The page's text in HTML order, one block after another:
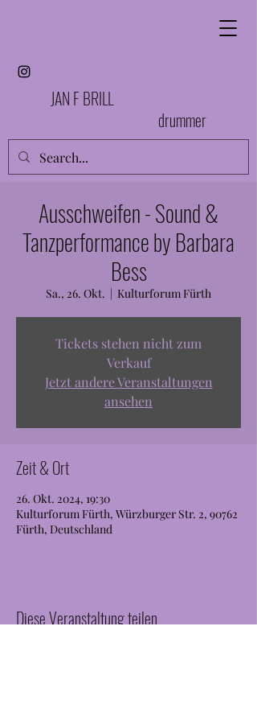
JAN F BRILL
drummer
Ausschweifen - Sound &
Tanzperformance by Barbara
Bess
Sa., 26. Okt.
  |
Kulturforum Fürth
Tickets stehen nicht zum
Verkauf
Jetzt andere Veranstaltungen
ansehen
Zeit & Ort
26. Okt. 2024, 19:30
Kulturforum Fürth, Würzburger Str. 2, 90762
Fürth, Deutschland
Diese Veranstaltung teilen